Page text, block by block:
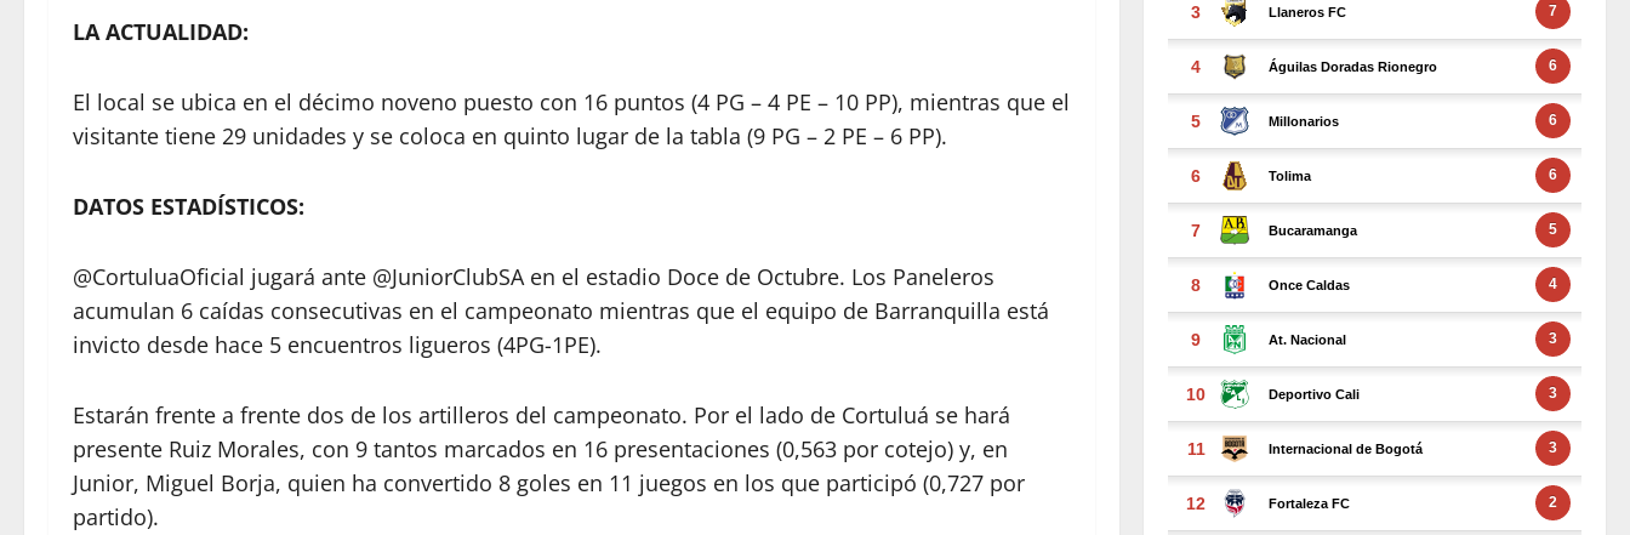
LA ACTUALIDAD:
El local se ubica en el décimo noveno puesto con 16 puntos (4 PG – 4 PE – 10 PP), mientras que el
visitante tiene 29 unidades y se coloca en quinto lugar de la tabla (9 PG – 2 PE – 6 PP).
DATOS ESTADÍSTICOS:
@CortuluaOficial jugará ante @JuniorClubSA en el estadio Doce de Octubre. Los Paneleros
acumulan 6 caídas consecutivas en el campeonato mientras que el equipo de Barranquilla está
invicto desde hace 5 encuentros ligueros (4PG-1PE).
Estarán frente a frente dos de los artilleros del campeonato. Por el lado de Cortuluá se hará
presente Ruiz Morales, con 9 tantos marcados en 16 presentaciones (0,563 por cotejo) y, en
Junior, Miguel Borja, quien ha convertido 8 goles en 11 juegos en los que participó (0,727 por
partido).